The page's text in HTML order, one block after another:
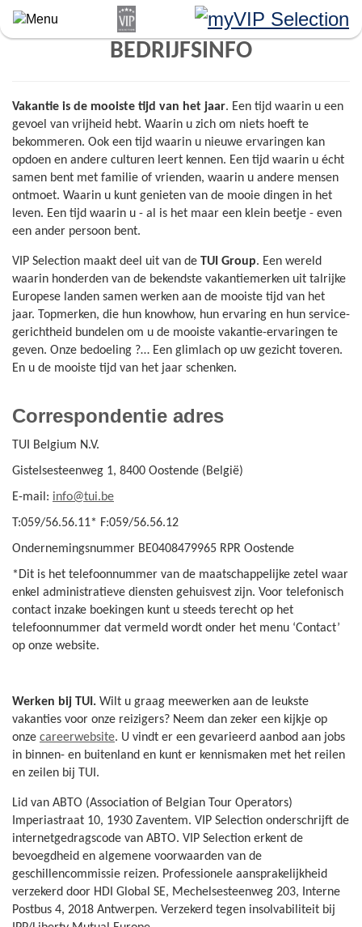
Overslaan
en
BEDRIJFSINFO
Vakantie is de mooiste tijd van het jaar. Een tijd waarin u een
gevoel van vrijheid hebt. Waarin u zich om niets hoeft te
bekommeren. Ook een tijd waarin u nieuwe ervaringen kan
opdoen en andere culturen leert kennen. Een tijd waarin u écht
samen bent met familie of vrienden, waarin u andere mensen
ontmoet. Waarin u kunt genieten van de mooie dingen in het
leven. Een tijd waarin u - al is het maar een klein beetje - even
een ander persoon bent.
VIP Selection maakt deel uit van de TUI Group. Een wereld
waarin honderden van de bekendste vakantiemerken uit talrijke
Europese landen samen werken aan de mooiste tijd van het
jaar. Topmerken, die hun knowhow, hun ervaring en hun service-
gerichtheid bundelen om u de mooiste vakantie-ervaringen te
geven. Onze bedoeling ?… Een glimlach op uw gezicht toveren.
En u de mooiste tijd van het jaar schenken.
Correspondentie adres
TUI Belgium N.V.
Gistelsesteenweg 1, 8400 Oostende (België)
E-mail: info@tui.be
T:059/56.56.11* F:059/56.56.12
Ondernemingsnummer BE0408479965 RPR Oostende
*Dit is het telefoonnummer van de maatschappelijke zetel waar
enkel administratieve diensten gehuisvest zijn. Voor telefonisch
contact inzake boekingen kunt u steeds terecht op het
telefoonnummer dat vermeld wordt onder het menu ‘Contact’
op onze website.
Werken bij TUI. Wilt u graag meewerken aan de leukste
vakanties voor onze reizigers? Neem dan zeker een kijkje op
onze careerwebsite. U vindt er een gevarieerd aanbod aan jobs
in binnen- en buitenland en kunt er kennismaken met het reilen
en zeilen bij TUI.
Lid van ABTO (Association of Belgian Tour Operators)
Imperiastraat 10, 1930 Zaventem. VIP Selection onderschrijft de
internetgedragscode van ABTO. VIP Selection erkent de
bevoegdheid en algemene voorwaarden van de
geschillencommissie reizen. Professionele aansprakelijkheid
verzekerd door HDI Global SE, Mechelsesteenweg 203, Interne
Postbus 4, 2018 Antwerpen. Verzekerd tegen insolvabiliteit bij